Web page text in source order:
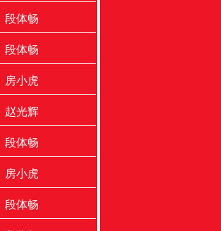
段体畅
段体畅
房小虎
赵光辉
段体畅
房小虎
段体畅